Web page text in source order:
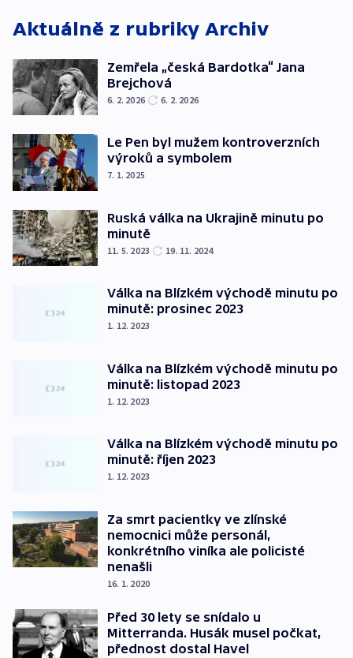
Aktuálně z rubriky Archiv
Zemřela „česká Bardotka“ Jana
Brejchová
6. 2. 2026 6. 2. 2026
Le Pen byl mužem kontroverzních
výroků a symbolem
7. 1. 2025
Ruská válka na Ukrajině minutu po
minutě
11. 5. 2023 19. 11. 2024
Válka na Blízkém východě minutu po
minutě: prosinec 2023
1. 12. 2023
Válka na Blízkém východě minutu po
minutě: listopad 2023
1. 12. 2023
Válka na Blízkém východě minutu po
minutě: říjen 2023
1. 12. 2023
Za smrt pacientky ve zlínské
nemocnici může personál,
konkrétního viníka ale policisté
nenašli
16. 1. 2020
Před 30 lety se snídalo u
Mitterranda. Husák musel počkat,
přednost dostal Havel